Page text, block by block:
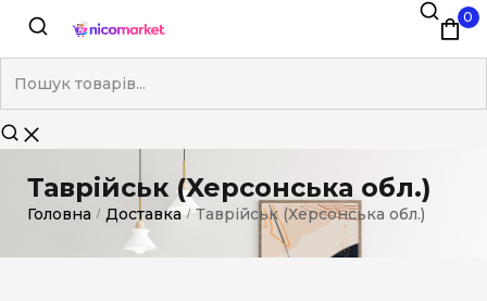
0
Таврійськ (Херсонська обл.)
Головна / Доставка / Таврійськ (Херсонська обл.)